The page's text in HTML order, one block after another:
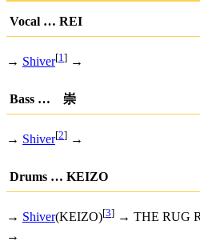
Vocal … REI
→ Shiver[1] →
Bass … 崇
→ Shiver[2] →
Drums … KEIZO
→ Shiver(KEIZO)[3] → THE RUG
→